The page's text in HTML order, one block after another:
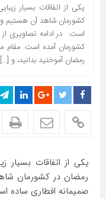
یکی از اتفاقات بسیار
کشورمان شاهد آن هستیم
است. در ادامه تصاویری
کشورمان آمده است. مقام
رمضان آموختید بدانید، و […]
یکی از اتفاقات بسیار
رمضان در کشورمان
صمیمانه افطاری ساده